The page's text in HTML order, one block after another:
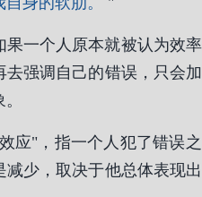
果一个人原本就被认为效率
强调自己的错误，只会加
应"，指一个人犯了错误之
减少，取决于他总体表现出